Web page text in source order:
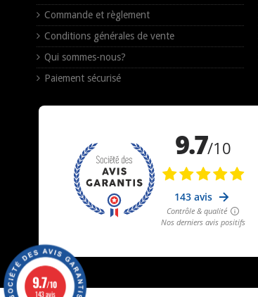
Commande et règlement
Conditions générales de vente
Qui sommes-nous?
Paiement sécurisé
9.7/10
143 avis